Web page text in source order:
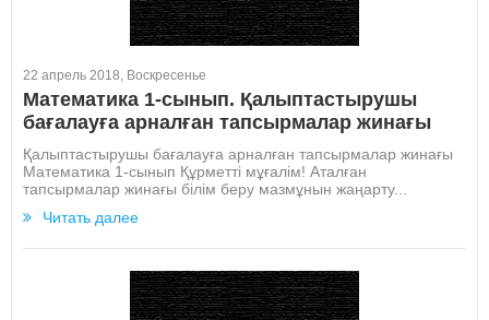
22 апрель 2018, Воскресенье
Математика 1-сынып. Қалыптастырушы
бағалауға арналған тапсырмалар жинағы
Қалыптастырушы бағалауға арналған тапсырмалар жинағы
Математика 1-сынып Құрметті мұғалім! Аталған
тапсырмалар жинағы білім беру мазмұнын жаңарту...
Читать далее